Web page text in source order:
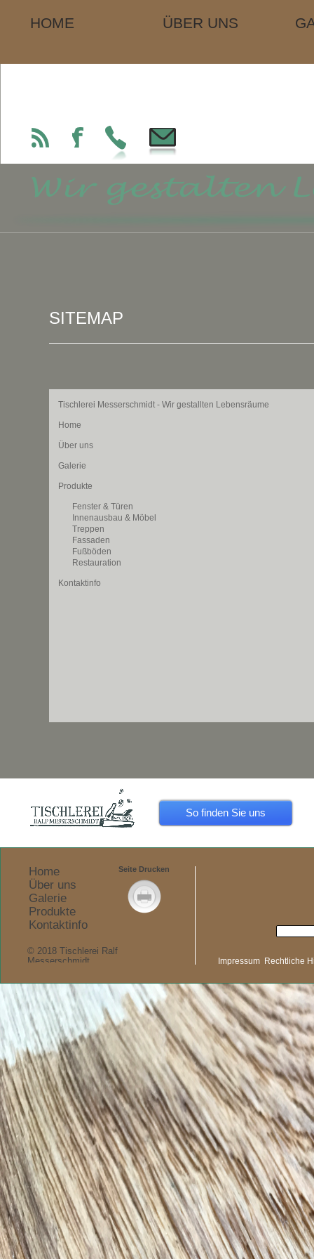
© 2018 Tischlerei Ralf
Messerschmidt
Home
Über uns
Galerie
Produkte
Kontaktinfo
Seite Drucken
Impressum Rechtliche
So finden Sie uns
HOME ÜBER UNS
SITEMAP
Tischlerei Messerschmidt - Wir gestallten Lebensräume
Home
Über uns
Galerie
Produkte
Fenster & Türen
Innenausbau & Möbel
Treppen
Fassaden
Fußböden
Restauration
Kontaktinfo